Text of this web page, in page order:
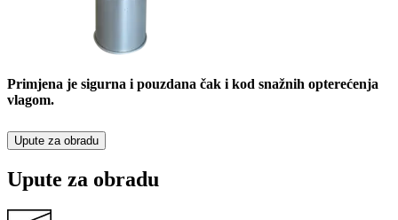
Primjena je sigurna i pouzdana čak i kod snažnih opterećenja
vlagom.
Upute za obradu
Upute za obradu